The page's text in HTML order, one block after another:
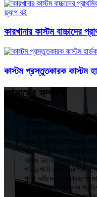
কারখানার কাস্টম বাচ্চাদের
কাস্টম প্রস্তুতকারক কাস্টম
আমাদের সম্পর্কে
HuiZhou VIVIBetter
বিনিয়োগের সাথে 2015
5 টেকনিশিয়ান সহ 50 টিরও
মূল্য 5 মিলিয়ন ইউয়ানে
প্রসেসিং পর্যন্ত পরিষেবা
আরও ভালো উন্নয়নের
শক্তিশালী করতে
পুরো কর্মীদের অংশগ্রহণের
প্রতিটি গ্রাহকের জন্য